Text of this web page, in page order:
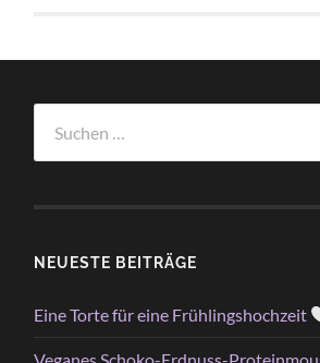
nach:
NEUESTE BEITRÄGE
Eine Torte für eine Frühlingshochzeit